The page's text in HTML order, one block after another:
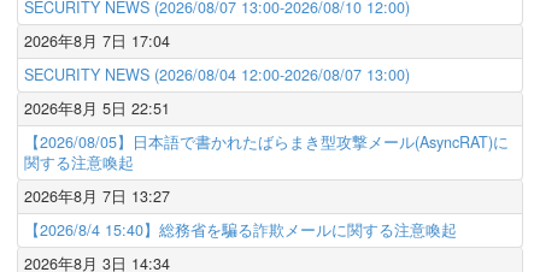
SECURITY NEWS (2026/08/07 13:00-2026/08/10 12:00)
2026年8月 7日 17:04
SECURITY NEWS (2026/08/04 12:00-2026/08/07 13:00)
2026年8月 5日 22:51
【2026/08/05】日本語で書かれたばらまき型攻撃メール(AsyncRAT)に
関する注意喚起
2026年8月 7日 13:27
【2026/8/4 15:40】総務省を騙る詐欺メールに関する注意喚起
2026年8月 3日 14:34